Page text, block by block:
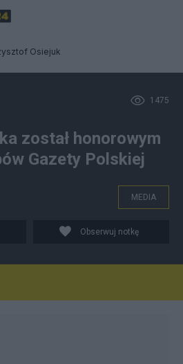
Osiejuk
1475
został honorowym
Gazety Polskiej
MEDIA
Obserwuj notkę